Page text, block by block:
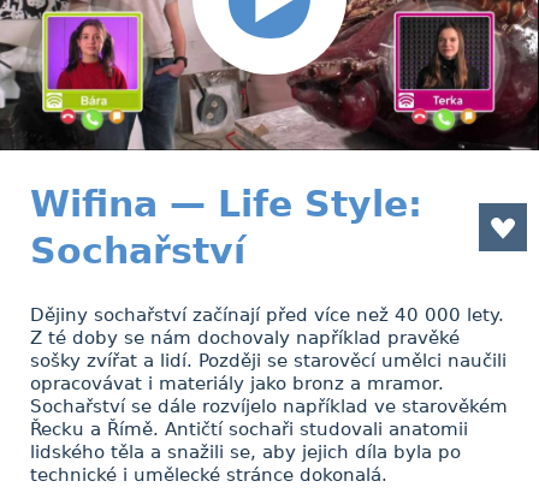
Wifina — Life Style:
Sochařství
Dějiny sochařství začínají před více než 40 000 lety.
Z té doby se nám dochovaly například pravěké
sošky zvířat a lidí. Později se starověcí umělci naučili
opracovávat i materiály jako bronz a mramor.
Sochařství se dále rozvíjelo například ve starověkém
Řecku a Římě. Antičtí sochaři studovali anatomii
lidského těla a snažili se, aby jejich díla byla po
technické i umělecké stránce dokonalá.